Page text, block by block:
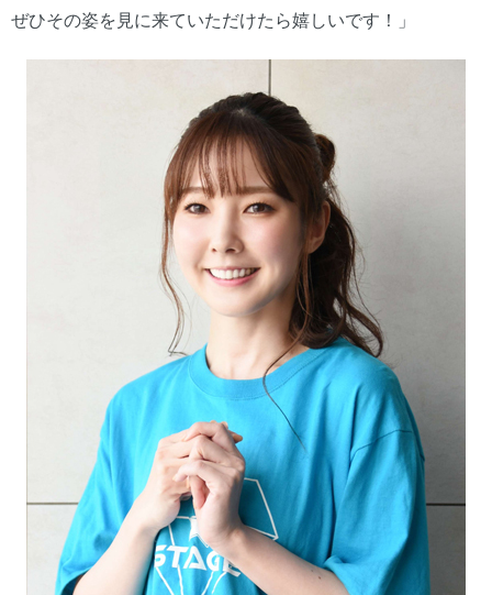
ぜひその姿を見に来ていただけたら嬉しいです！」